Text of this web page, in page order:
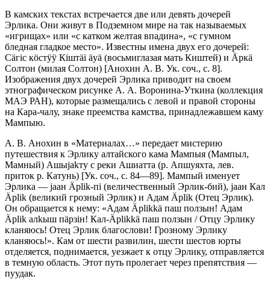
В камских текстах встречается две или девять дочерей
Эрлика. Они жи­вут в Подземном мире на так называемых
«игрищах» или «с кат­ком жел­тая впадина», «с гумном
бледная гладкое место». Известны имена двух его дочерей:
Сäгiс кöстÿÿ Кiштäi äyä (восьмиглазая мать Киштей) и Äр­кä
Сол­тон (милая Солтон) [Анохин А. В. Ук. соч., с. 8].
Изображения двух дочерей Эрлика приводит на своем
этнографическом рисунке А. А. Воронина-Утки­на (коллекция
МАЭ РАН), которые размещались с левой и правой сто­роны
на Кара-чалу, знаке преемства камства, принадлежавшем каму
Мампыю.
А. В. Анохин в «Материалах…» передает мистерию
путешествия к Эрли­ку алтайского кама Мампыя (Мампыл,
Мамный) Ашыjаkту с реки Ашиатта (р. Апшуяхта, лев.
приток р. Катунь) [Ук. соч., с. 84—89]. Мампый именует
Эрлика — jаан Äрlik-пi (величественный Эрлик-бий), jаан Кал
Äрlik (ве­ликий грозный Эрлик) и Адам Äрlik (Отец Эрлик).
Он обращается к нему: «Адам Äрlikkä паш ползын! Адам
Äрlik алkыш пäрзiн! Кал-Äрlikkä паш ползын / Отцу Эрлику
кланяюсь! Отец Эрлик благослови! Грозному Эрли­ку
кланяюсь!». Кам от шести развилин, шести шестов юрты
отделяет­ся, поднимается, уезжает к отцу Эрлику, отправляется
в темную область. Этот путь пролегает через препятствия —
пуудак.